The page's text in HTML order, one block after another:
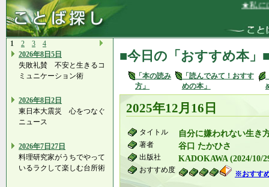
★私には、
1 2 3
4
2026年8日5日
失敗礼賛 不安と生きるコ
ミュニケーション術
2026年8日2日
東日本大震災 心をつなぐ
ニュース
2026年7日27日
料理研究家がうちでやって
いるラクして楽しむ台所術
■今日の「おすすめ本」
「本の読み
方」
「読んでみて！おすす
めの本」
2025年12月16日
タイトル 自分に嫌われない生き
著者 谷口 たかひさ
出版社 KADOKAWA (2024/10/
おすすめ度 ※おすす